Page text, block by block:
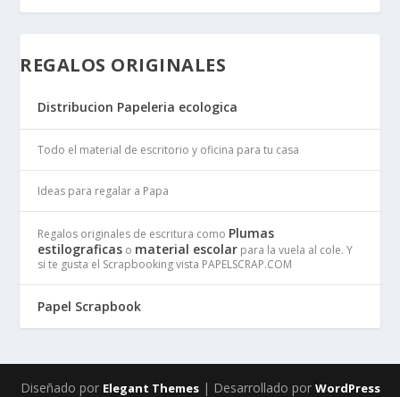
REGALOS ORIGINALES
Distribucion Papeleria ecologica
Todo el material de escritorio y oficina para tu casa
Ideas para regalar a Papa
Regalos originales de escritura como Plumas
estilograficas o material escolar para la vuela al cole. Y
si te gusta el Scrapbooking vista PAPELSCRAP.COM
Papel Scrapbook
Diseñado por Elegant Themes| Desarrollado por WordPress